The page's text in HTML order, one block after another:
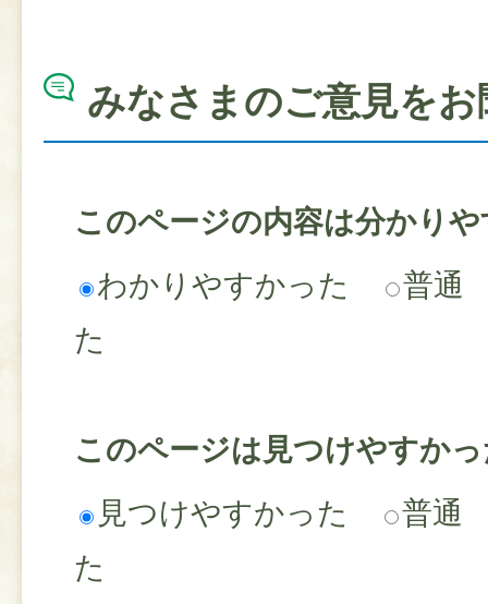
みなさまのご意見を
このページの内容は分かり
わかりやすかった
普通
た
このページは見つけやすか
見つけやすかった
普通
た